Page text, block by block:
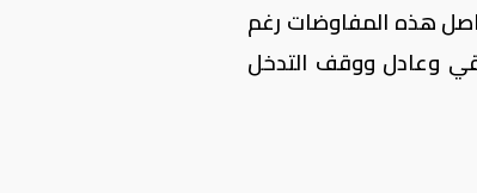
هذه المفاوضات رغم
وعادل ووقف التدخل